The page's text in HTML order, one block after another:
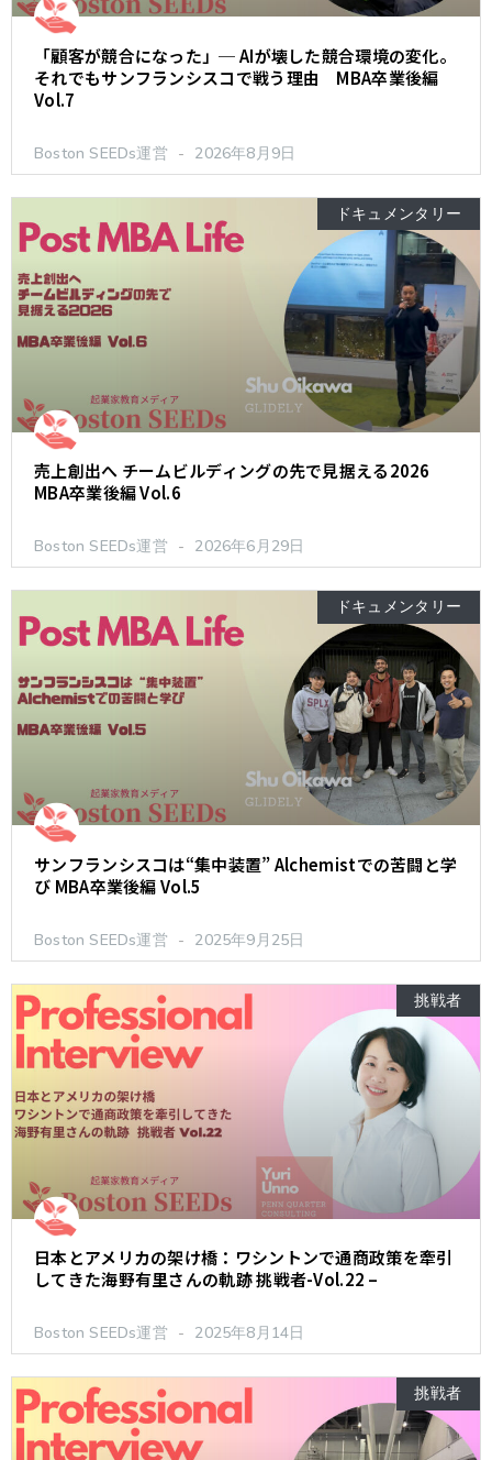
「顧客が競合になった」─ AIが壊した競合環境の変化。
それでもサンフランシスコで戦う理由 MBA卒業後編
Vol.7
Boston SEEDs運営 2026年8月9日
ドキュメンタリー
売上創出へ チームビルディングの先で見据える2026
MBA卒業後編 Vol.6
Boston SEEDs運営 2026年6月29日
ドキュメンタリー
サンフランシスコは“集中装置” Alchemistでの苦闘と学
び MBA卒業後編 Vol.5
Boston SEEDs運営 2025年9月25日
挑戦者
日本とアメリカの架け橋：ワシントンで通商政策を牽引
してきた海野有里さんの軌跡 挑戦者-Vol.22 –
Boston SEEDs運営 2025年8月14日
挑戦者